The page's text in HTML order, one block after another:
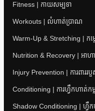
Fitness | កាយសម្បទា
Workouts | លំហាត់ប្រាណ
Warm-Up & Stretching | ក
Nutrition & Recovery | អាហារូ
Injury Prevention | ការពាររ
Conditioning | ការហ្វឹកហាត់ក
Shadow Conditioning | ហ្វឹ